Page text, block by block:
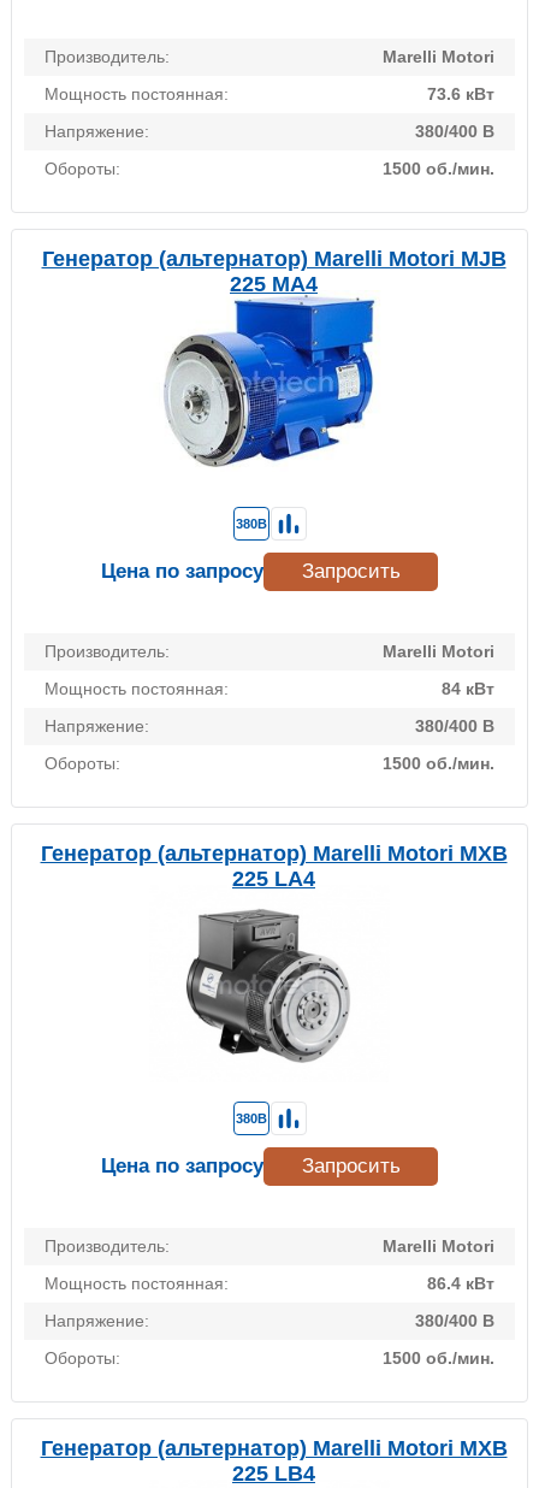
Производитель:
Marelli Motori
Мощность постоянная:
73.6 кВт
Напряжение:
380/400 В
Обороты:
1500 об./мин.
Генератор (альтернатор) Marelli Motori MJB
225 MA4
Производитель:
Marelli Motori
Мощность постоянная:
84 кВт
Напряжение:
380/400 В
Обороты:
1500 об./мин.
380В
Цена по запросу Запросить
Генератор (альтернатор) Marelli Motori MXB
225 LA4
Производитель:
Marelli Motori
Мощность постоянная:
86.4 кВт
Напряжение:
380/400 В
Обороты:
1500 об./мин.
380В
Цена по запросу Запросить
Генератор (альтернатор) Marelli Motori MXB
225 LB4